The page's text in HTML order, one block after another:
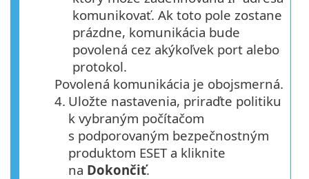
komunikovať. Ak toto pole zostane
prázdne, komunikácia bude
povolená cez akýkoľvek port alebo
protokol.
Povolená komunikácia je obojsmerná.
4. Uložte nastavenia, priraďte politiku
k vybraným počítačom
s podporovaným bezpečnostným
produktom ESET a kliknite
na Dokončiť.